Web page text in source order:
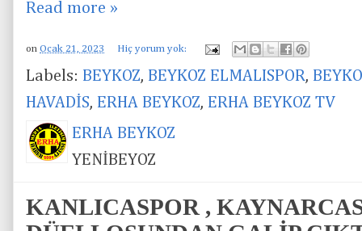
Read more »
on Ocak 21, 2023 Hiç yorum yok:
Labels: BEYKOZ, BEYKOZ ELMALISPOR,
HAVADİS, ERHA BEYKOZ, ERHA BEYKOZ TV
ERHA BEYKOZ
YENİBEYOZ
KANLICASPOR ,